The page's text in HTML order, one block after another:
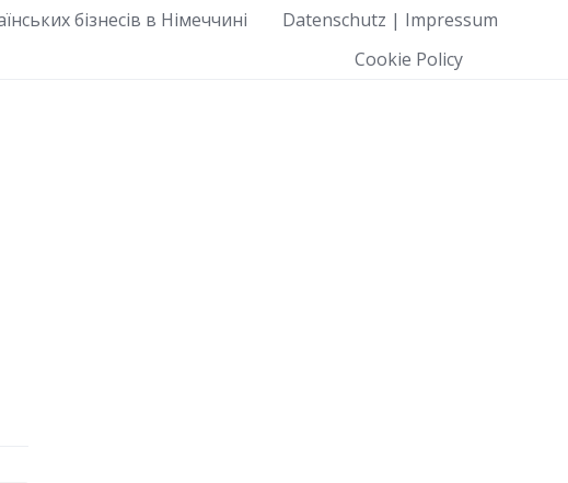
бізнесів в Німеччині
Datenschutz | Impressum
Cookie Policy